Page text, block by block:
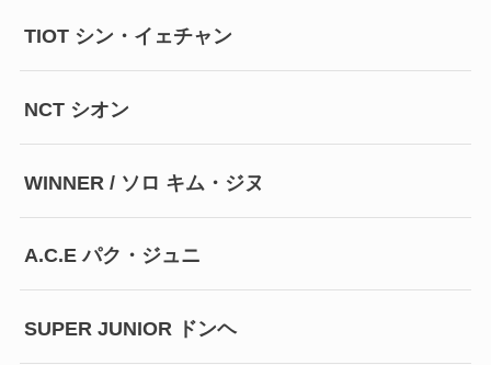
TIOT シン・イェチャン
NCT シオン
WINNER / ソロ キム・ジヌ
A.C.E パク・ジュニ
SUPER JUNIOR ドンヘ